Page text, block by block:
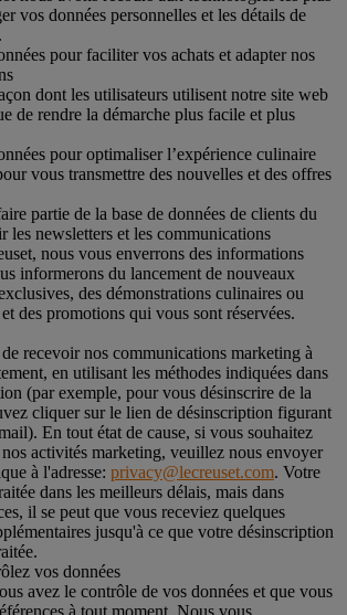
vos données personnelles et les détails de
pour faciliter vos achats et adapter nos
dont les utilisateurs utilisent notre site web
de rendre la démarche plus facile et plus
pour optimaliser l’expérience culinaire
vous transmettre des nouvelles et des offres
partie de la base de données de clients du
les newsletters et les communications
nous vous enverrons des informations
informerons du lancement de nouveaux
des démonstrations culinaires ou
des promotions qui vous sont réservées.
recevoir nos communications marketing à
en utilisant les méthodes indiquées dans
(par exemple, pour vous désinscrire de la
cliquer sur le lien de désinscription figurant
En tout état de cause, si vous souhaitez
activités marketing, veuillez nous envoyer
à l'adresse: privacy@lecreuset.com. Votre
dans les meilleurs délais, mais dans
il se peut que vous receviez quelques
jusqu'à ce que votre désinscription
vos données
avez le contrôle de vos données et que vous
à tout moment. Nous vous